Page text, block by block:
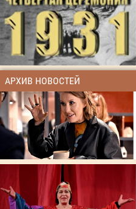
АРХИВ НОВОСТЕЙ